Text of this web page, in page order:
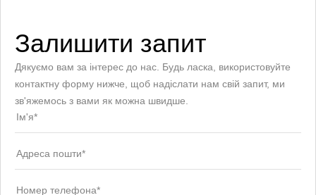
Залишити запит
Дякуємо вам за інтерес до нас. Будь ласка, використовуйте
контактну форму нижче, щоб надіслати нам свій запит, ми
зв'яжемось з вами як можна швидше.